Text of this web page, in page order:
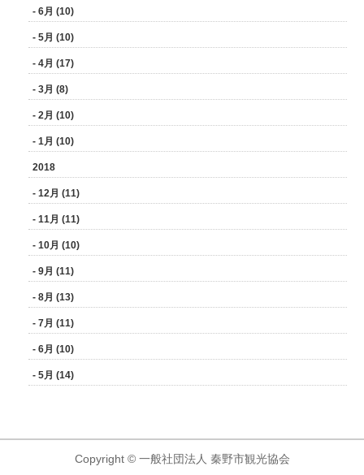
- 6月 (10)
- 5月 (10)
- 4月 (17)
- 3月 (8)
- 2月 (10)
- 1月 (10)
2018
- 12月 (11)
- 11月 (11)
- 10月 (10)
- 9月 (11)
- 8月 (13)
- 7月 (11)
- 6月 (10)
- 5月 (14)
Copyright © 一般社団法人 秦野市観光協会